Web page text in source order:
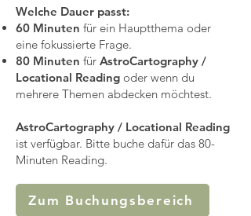
Welche Dauer passt:
60 Minuten für ein Hauptthema oder
eine fokussierte Frage.
80 Minuten für AstroCartography /
Locational Reading oder wenn du
mehrere Themen abdecken möchtest.
AstroCartography / Locational Reading
ist verfügbar. Bitte buche dafür das 80-
Minuten Reading.
Zum Buchungsbereich